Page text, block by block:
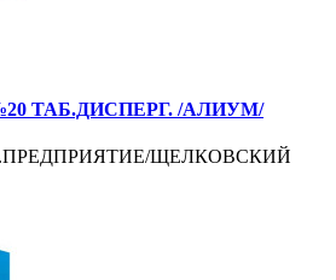
ТАБ.ДИСПЕРГ. /АЛИУМ/
ЩЕЛКОВСКИЙ